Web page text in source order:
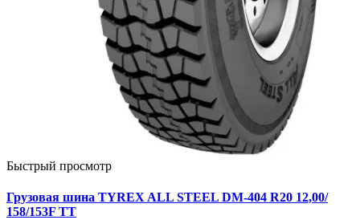
Быстрый просмотр
Грузовая шина TYREX ALL STEEL DM-404 R20 12,00/
158/153F TT